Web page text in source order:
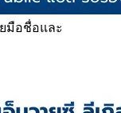
มือชื่อและ